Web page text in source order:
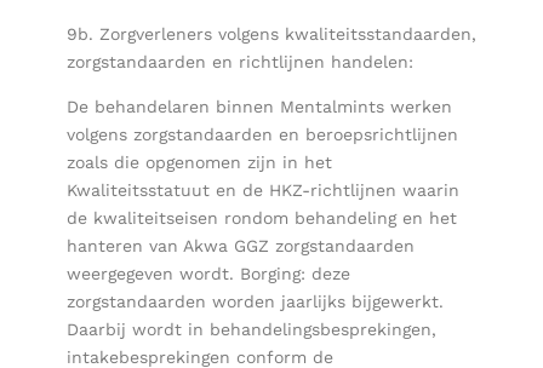
9b. Zorgverleners volgens kwaliteitsstandaarden,
zorgstandaarden en richtlijnen handelen:
De behandelaren binnen Mentalmints werken
volgens zorgstandaarden en beroepsrichtlijnen
zoals die opgenomen zijn in het
Kwaliteitsstatuut en de HKZ-richtlijnen waarin
de kwaliteitseisen rondom behandeling en het
hanteren van Akwa GGZ zorgstandaarden
weergegeven wordt. Borging: deze
zorgstandaarden worden jaarlijks bijgewerkt.
Daarbij wordt in behandelingsbesprekingen,
intakebesprekingen conform de